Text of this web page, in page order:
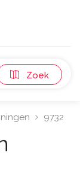
Zoek
9732